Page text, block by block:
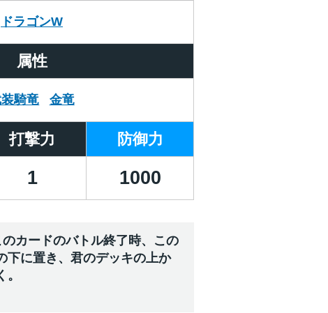
ドラゴンW
属性
騎竜 金竜
打撃力 防御力
1 1000
カードのバトル終了時、この
下に置き、君のデッキの上か